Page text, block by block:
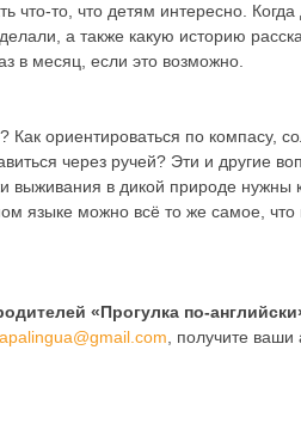
что-то, что детям интересно. Когда
а также какую историю
в месяц, если это возможно.
Как ориентироваться по компасу,
через ручей? Эти и другие
выживания в дикой природе нужны
языке можно всё то же самое, что
«Прогулка по-
@gmail com , получите ваши